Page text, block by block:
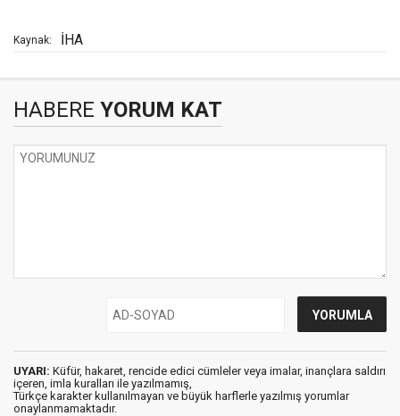
Kaynak: İHA
HABERE YORUM KAT
UYARI: Küfür, hakaret, rencide edici cümleler veya imalar, inançlara saldırı
içeren, imla kuralları ile yazılmamış,
Türkçe karakter kullanılmayan ve büyük harflerle yazılmış yorumlar
onaylanmamaktadır.